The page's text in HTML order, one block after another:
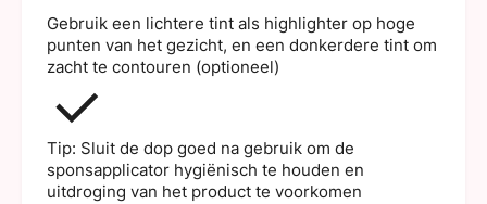
Gebruik een lichtere tint als highlighter op hoge
punten van het gezicht, en een donkerdere tint om
zacht te contouren (optioneel)
Tip: Sluit de dop goed na gebruik om de
sponsapplicator hygiënisch te houden en
uitdroging van het product te voorkomen